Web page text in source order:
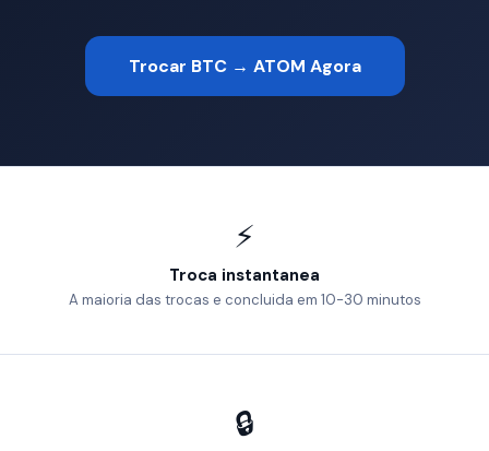
Trocar BTC → ATOM Agora
⚡
Troca instantanea
A maioria das trocas e concluida em 10-30 minutos
🔒